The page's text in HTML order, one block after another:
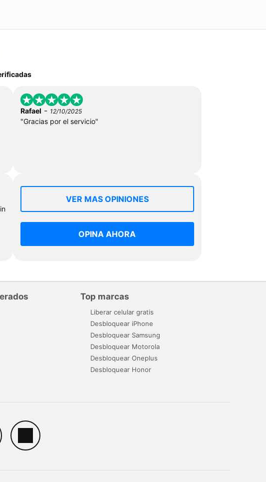
Rafael - 12/10/2025
"Gracias por el servicio"
VER MAS OPINIONES
OPINA AHORA
Top marcas
Liberar celular gratis
Desbloquear iPhone
Desbloquear Samsung
Desbloquear Motorola
Desbloquear Oneplus
Desbloquear Honor